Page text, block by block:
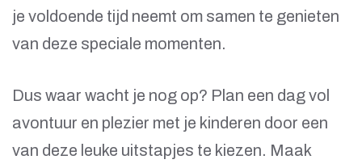
je voldoende tijd neemt om samen te genieten
van deze speciale momenten.
Dus waar wacht je nog op? Plan een dag vol
avontuur en plezier met je kinderen door een
van deze leuke uitstapjes te kiezen. Maak